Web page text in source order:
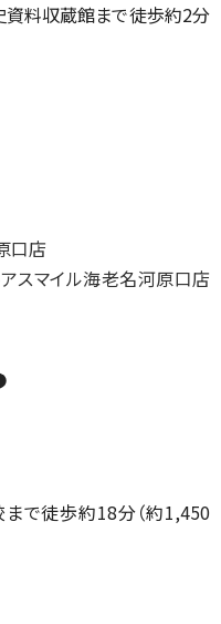
料収蔵館まで徒歩約2分
アスマイル海老名河原口店
で徒歩約18分（約1,450